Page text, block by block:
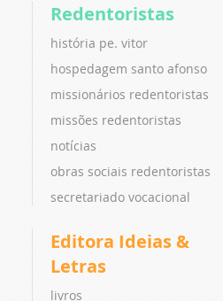
Redentoristas
história pe. vitor
hospedagem santo afonso
missionários redentoristas
missões redentoristas
notícias
obras sociais redentoristas
secretariado vocacional
Editora Ideias &
Letras
livros